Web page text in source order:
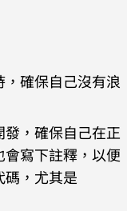
確保自己沒有浪
，確保自己在正
寫下註釋，以便
碼，尤其是